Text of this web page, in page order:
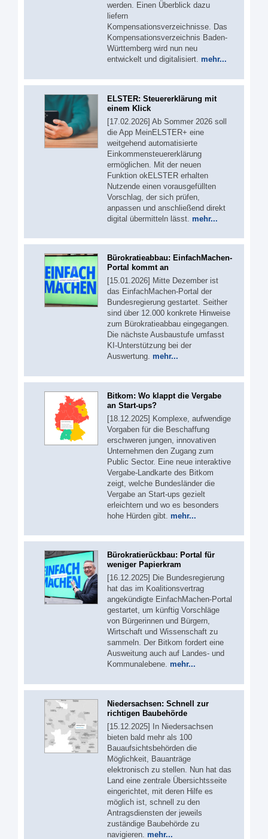
werden. Einen Überblick dazu
liefern
Kompensationsverzeichnisse. Das
Kompensationsverzeichnis Baden-
Württemberg wird nun neu
entwickelt und digitalisiert. mehr...
ELSTER: Steuererklärung mit
einem Klick
[17.02.2026] Ab Sommer 2026 soll
die App MeinELSTER+ eine
weitgehend automatisierte
Einkommensteuererklärung
ermöglichen. Mit der neuen
Funktion okELSTER erhalten
Nutzende einen vorausgefüllten
Vorschlag, der sich prüfen,
anpassen und anschließend direkt
digital übermitteln lässt. mehr...
Bürokratieabbau: EinfachMachen-
Portal kommt an
[15.01.2026] Mitte Dezember ist
das EinfachMachen-Portal der
Bundesregierung gestartet. Seither
sind über 12.000 konkrete Hinweise
zum Bürokratieabbau eingegangen.
Die nächste Ausbaustufe umfasst
KI-Unterstützung bei der
Auswertung. mehr...
Bitkom: Wo klappt die Vergabe
an Start-ups?
[18.12.2025] Komplexe, aufwendige
Vorgaben für die Beschaffung
erschweren jungen, innovativen
Unternehmen den Zugang zum
Public Sector. Eine neue interaktive
Vergabe-Landkarte des Bitkom
zeigt, welche Bundesländer die
Vergabe an Start-ups gezielt
erleichtern und wo es besonders
hohe Hürden gibt. mehr...
Bürokratierückbau: Portal für
weniger Papierkram
[16.12.2025] Die Bundesregierung
hat das im Koalitionsvertrag
angekündigte EinfachMachen-Portal
gestartet, um künftig Vorschläge
von Bürgerinnen und Bürgern,
Wirtschaft und Wissenschaft zu
sammeln. Der Bitkom fordert eine
Ausweitung auch auf Landes- und
Kommunalebene. mehr...
Niedersachsen: Schnell zur
richtigen Baubehörde
[15.12.2025] In Niedersachsen
bieten bald mehr als 100
Bauaufsichtsbehörden die
Möglichkeit, Bauanträge
elektronisch zu stellen. Nun hat das
Land eine zentrale Übersichtsseite
eingerichtet, mit deren Hilfe es
möglich ist, schnell zu den
Antragsdiensten der jeweils
zuständige Baubehörde zu
navigieren. mehr...